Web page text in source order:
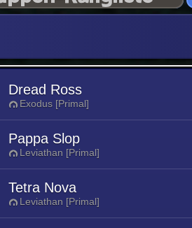
Dread Ross
Exodus [Primal]
Pappa Slop
Leviathan [Primal]
Tetra Nova
Leviathan [Primal]